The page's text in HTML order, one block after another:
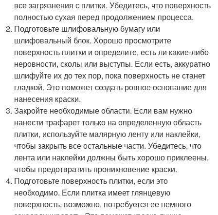
все загрязнения с плитки. Убедитесь, что поверхность
полностью сухая перед продолжением процесса.
Подготовьте шлифовальную бумагу или
шлифовальный блок. Хорошо просмотрите
поверхность плитки и определите, есть ли какие-либо
неровности, сколы или выступы. Если есть, аккуратно
шлифуйте их до тех пор, пока поверхность не станет
гладкой. Это поможет создать ровное основание для
нанесения краски.
Закройте необходимые области. Если вам нужно
нанести трафарет только на определенную область
плитки, используйте малярную ленту или наклейки,
чтобы закрыть все остальные части. Убедитесь, что
лента или наклейки должны быть хорошо приклеены,
чтобы предотвратить проникновение краски.
Подготовьте поверхность плитки, если это
необходимо. Если плитка имеет глянцевую
поверхность, возможно, потребуется ее немного